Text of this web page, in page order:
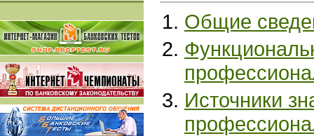
Общие
Источники